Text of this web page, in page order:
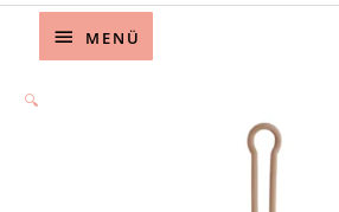
Below
MENÜ
🔍